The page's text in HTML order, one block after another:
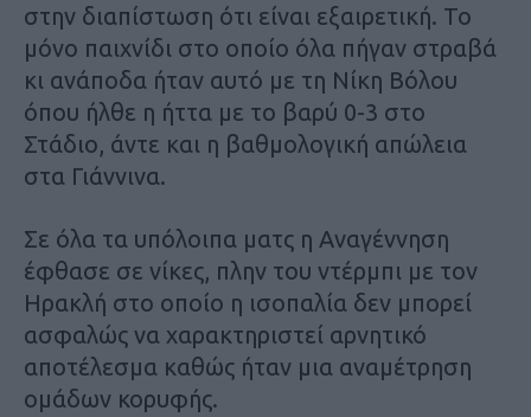
στην διαπίστωση ότι είναι εξαιρετική. Το
μόνο παιχνίδι στο οποίο όλα πήγαν στραβά
κι ανάποδα ήταν αυτό με τη Νίκη Βόλου
όπου ήλθε η ήττα με το βαρύ 0-3 στο
Στάδιο, άντε και η βαθμολογική απώλεια
στα Γιάννινα.
Σε όλα τα υπόλοιπα ματς η Αναγέννηση
έφθασε σε νίκες, πλην του ντέρμπι με τον
Ηρακλή στο οποίο η ισοπαλία δεν μπορεί
ασφαλώς να χαρακτηριστεί αρνητικό
αποτέλεσμα καθώς ήταν μια αναμέτρηση
ομάδων κορυφής.